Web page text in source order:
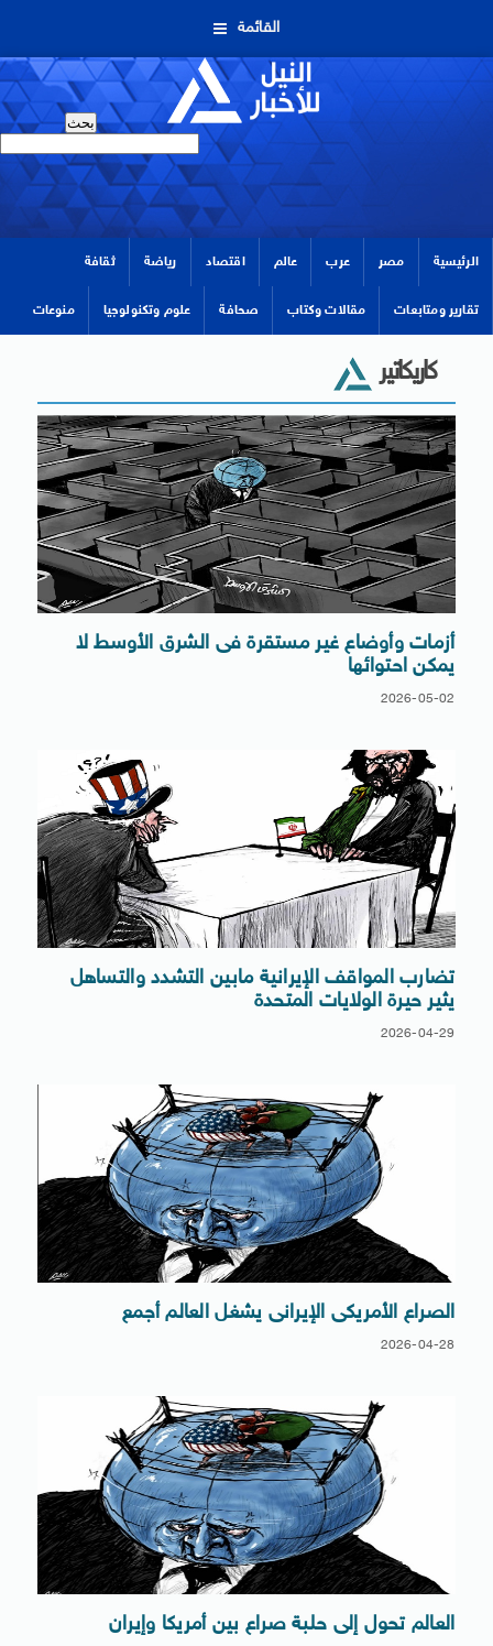
القائمة
الرئيسية مصر عرب عالم اقتصاد رياضة ثقافة
تقارير ومتابعات مقالات وكتاب صحافة علوم وتكنولوجيا منوعات
كاريكاتير
أزمات وأوضاع غير مستقرة فى الشرق الأوسط لا
يمكن احتوائها
2026-05-02
تضارب المواقف الإيرانية مابين التشدد والتساهل
يثير حيرة الولايات المتحدة
2026-04-29
الصراع الأمريكى الإيرانى يشغل العالم أجمع
2026-04-28
العالم تحول إلى حلبة صراع بين أمريكا وإيران